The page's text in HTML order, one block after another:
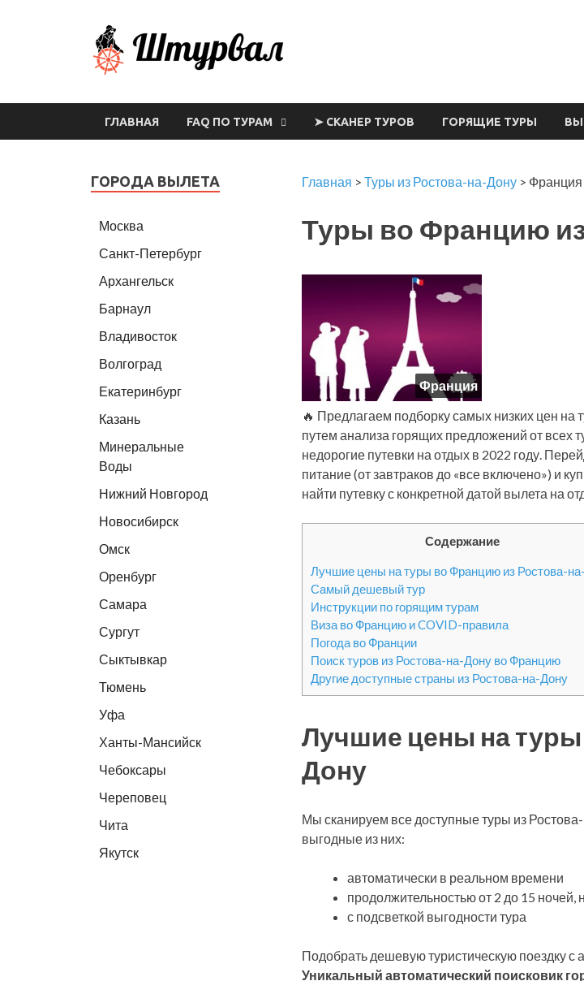
ГЛАВНАЯ FAQ ПО ТУРАМ ➤ СКАНЕР ТУРОВ ГОРЯЩИЕ ТУРЫ
Главная > Туры из Ростова-на-Дону > Франция
Туры во Францию
Франция
🔥 Предлагаем подборку самых низких цен
путем анализа горящих предложений от всех
недорогие путевки на отдых в 2022 году.
питание (от завтраков до «все включено») и
найти путевку с конкретной датой вылета на
Содержание
Лучшие цены на туры во Францию из Ростова-
Самый дешевый тур
Инструкции по горящим турам
Виза во Францию и COVID-правила
Погода во Франции
Поиск туров из Ростова-на-Дону во Францию
Другие доступные страны из Ростова-на-Дону
Лучшие цены на
Дону
Мы сканируем все доступные туры из
выгодные из них:
автоматически в реальном времени
продолжительностью от 2 до 15
с подсветкой выгодности тура
Подобрать дешевую туристическую поездку с
Уникальный автоматический поисковик
ГОРОДА ВЫЛЕТА
Москва
Санкт-Петербург
Архангельск
Барнаул
Владивосток
Волгоград
Екатеринбург
Казань
Минеральные
Воды
Нижний Новгород
Новосибирск
Омск
Оренбург
Самара
Сургут
Сыктывкар
Тюмень
Уфа
Ханты-Мансийск
Чебоксары
Череповец
Чита
Якутск